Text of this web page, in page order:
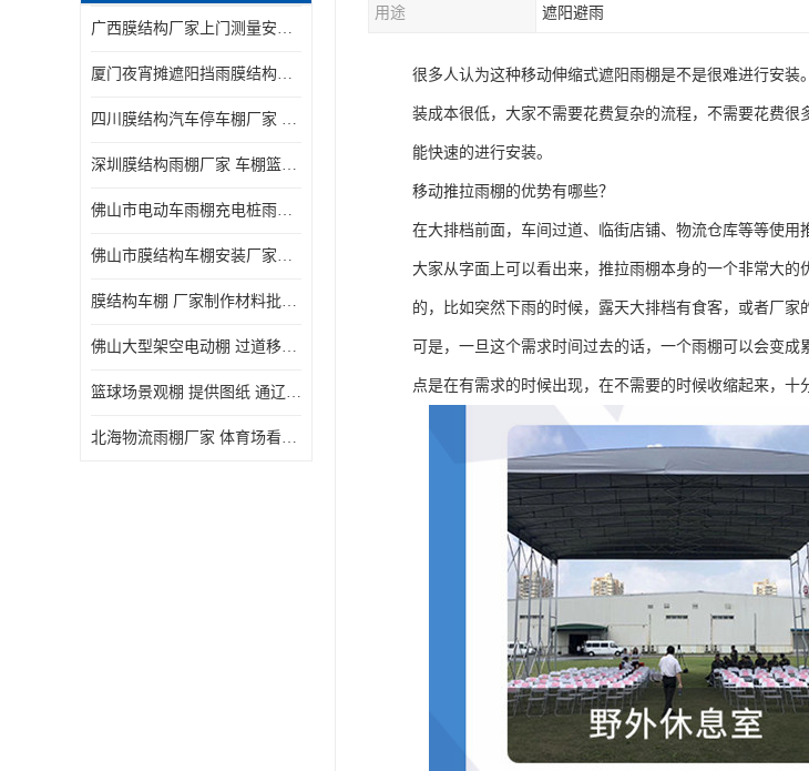
膜结构停景观棚 广西膜结构厂家上门测量安装发货，厂家发货没有差价
厦门夜宵摊遮阳挡雨膜结构雨棚设计 上门测量 款式多
四川膜结构汽车停车棚厂家 款式多 提供报价
深圳膜结构雨棚厂家 车棚篮球场体育看台 规格多样
佛山市电动车雨棚充电桩雨棚小区电动车棚
佛山市膜结构车棚安装厂家发货安装
膜结构车棚 厂家制作材料批发安装一体式工厂
佛山大型架空电动棚 过道移动雨蓬 屋轨道悬空棚免费测量
篮球场景观棚 提供图纸 通辽膜结构厂家
北海物流雨棚厂家 体育场看台雨棚 价格优惠
用途 遮阳避雨
很多人认为这种移动伸缩式遮阳雨棚是不是很难进行安
装成本很低，大家不需要花费复杂的流程，不需要花费很
能快速的进行安装。
移动推拉雨棚的优势有哪些？
在大排档前面，车间过道、临街店铺、物流仓库等等使用
大家从字面上可以看出来，推拉雨棚本身的一个非常大
的，比如突然下雨的时候，露天大排档有食客，或者厂家
可是，一旦这个需求时间过去的话，一个雨棚可以会变
点是在有需求的时候出现，在不需要的时候收缩起来，十